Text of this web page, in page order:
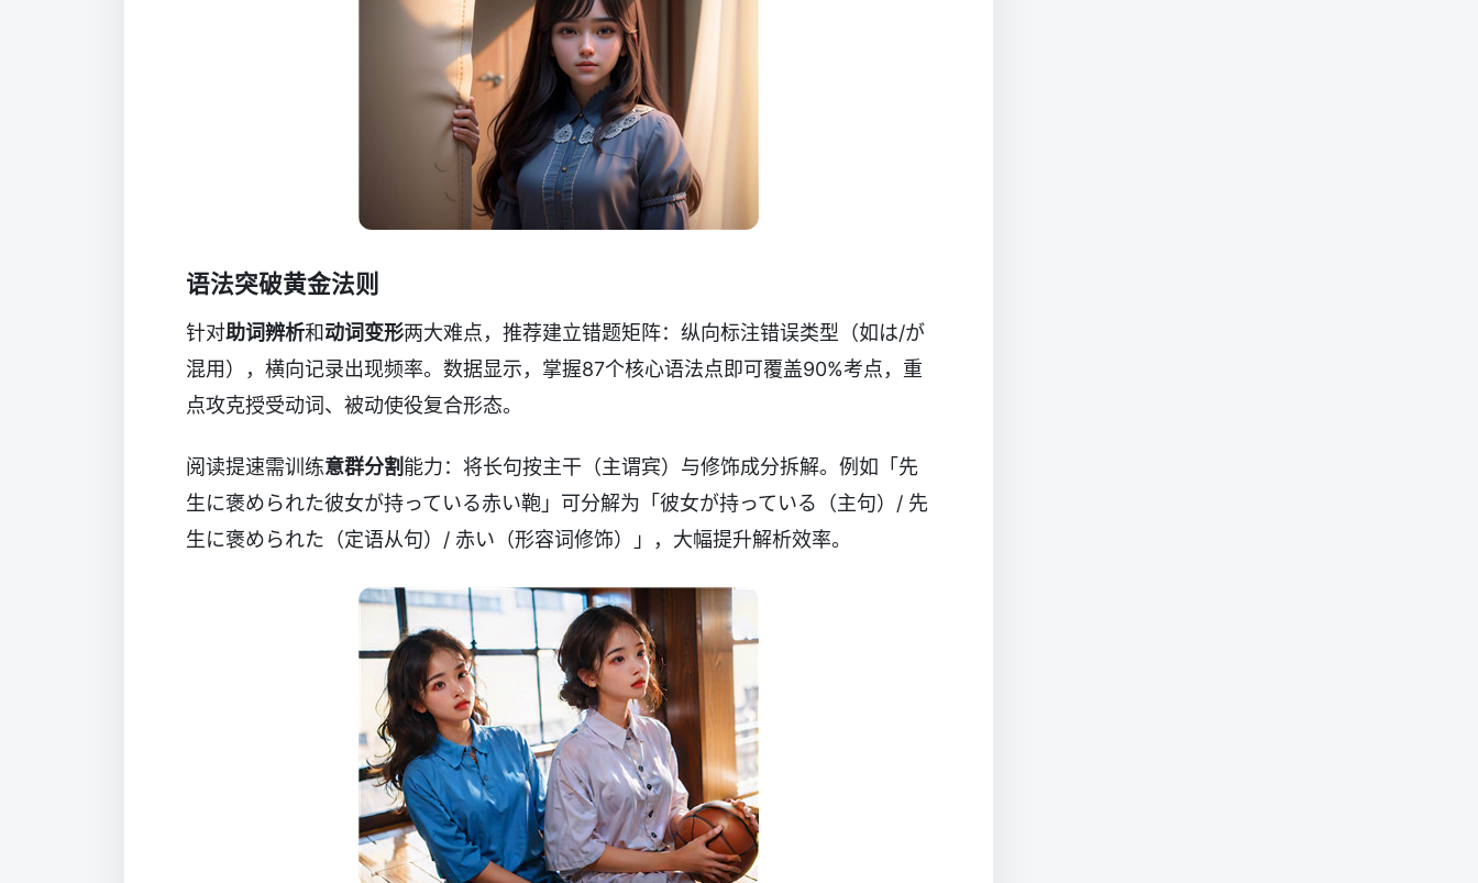
语法突破黄金法则
针对助词辨析和动词变形两大难点，推荐建立错题矩阵：纵向标注错误类型（如は/が
混用），横向记录出现频率。数据显示，掌握87个核心语法点即可覆盖90%考点，重
点攻克授受动词、被动使役复合形态。
阅读提速需训练意群分割能力：将长句按主干（主谓宾）与修饰成分拆解。例如「先
生に褒められた彼女が持っている赤い鞄」可分解为「彼女が持っている（主句）/ 先
生に褒められた（定语从句）/ 赤い（形容词修饰）」，大幅提升解析效率。